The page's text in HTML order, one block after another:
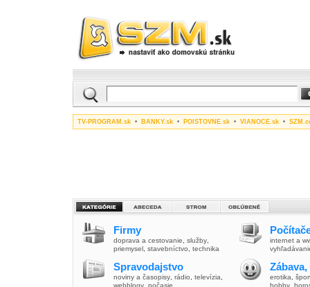
TV-PROGRAM.sk • BANKY.sk • POISTOVNE.sk • VIANOCE.sk •
Firmy
doprava a cestovanie služby
priemysel stavebníctvo technika
Spravodajstvo
noviny a časopisy rádio televízia
webblogy počasie
internet a
erotika
hobby